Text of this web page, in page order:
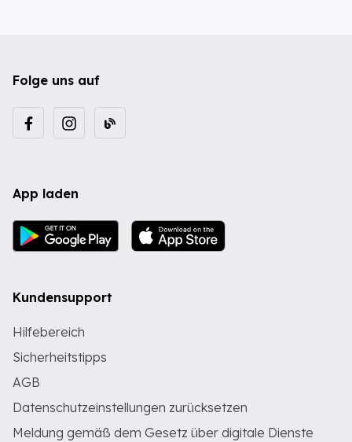
Folge uns auf
App laden
Kundensupport
Hilfebereich
Sicherheitstipps
AGB
Datenschutzeinstellungen zurücksetzen
Meldung gemäß dem Gesetz über digitale Dienste